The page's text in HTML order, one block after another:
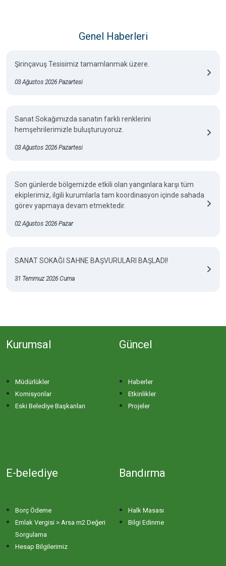
Genel Haberleri
Şirinçavuş Tesisimiz tamamlanmak üzere.
03 Ağustos 2026 Pazartesi
Sanat Sokağımızda sanatın farklı renklerini
hemşehrilerimizle buluşturuyoruz.
03 Ağustos 2026 Pazartesi
Son günlerde bölgemizde etkili olan yangınlara karşı tüm
ekiplerimiz, ilgili kurumlarla tam koordinasyon içinde sahada
görev yapmaya devam etmektedir.
02 Ağustos 2026 Pazar
SANAT SOKAĞI SAHNE BAŞVURULARI BAŞLADI!
31 Temmuz 2026 Cuma
Kurumsal
Müdürlükler
Komisyonlar
Eski Belediye Başkanları
Güncel
Haberler
Etkinlikler
Projeler
E-belediye
Borç Ödeme
Emlak Vergisi > Arsa m2 Değeri
Sorgulama
Hesap Bilgilerimiz
Bandırma
Halk Masası
Bilgi Edinme